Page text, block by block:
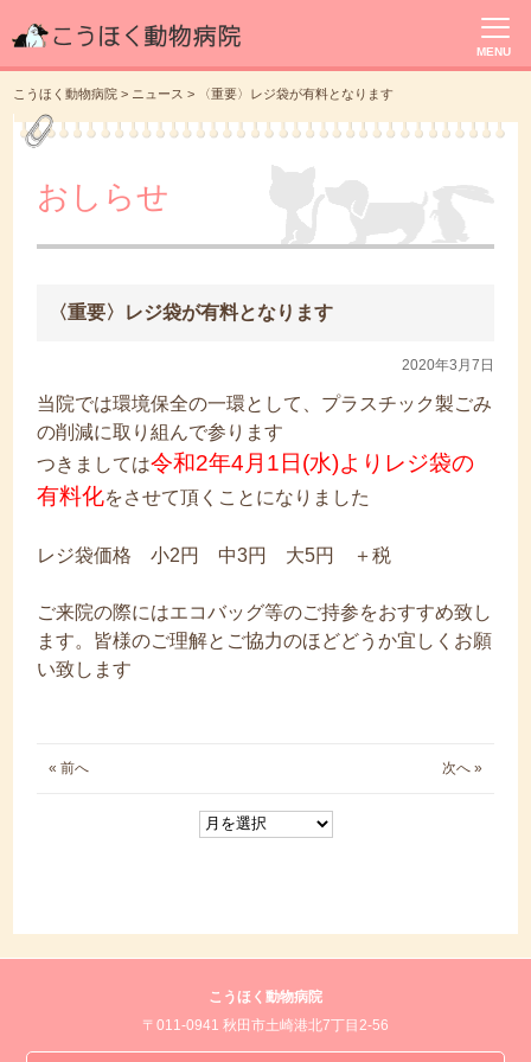
MENU
こうほく動物病院 > ニュース > 〈重要〉レジ袋が有料となります
おしらせ
〈重要〉レジ袋が有料となります
2020年3月7日
当院では環境保全の一環として、プラスチック製ごみ
の削減に取り組んで参ります
つきましては令和2年4月1日(水)よりレジ袋の
有料化をさせて頂くことになりました
レジ袋価格 小2円 中3円 大5円 ＋税
ご来院の際にはエコバッグ等のご持参をおすすめ致し
ます。皆様のご理解とご協力のほどどうか宜しくお願
い致します
« 前へ 次へ »
こうほく動物病院
〒011-0941 秋田市土崎港北7丁目2-56